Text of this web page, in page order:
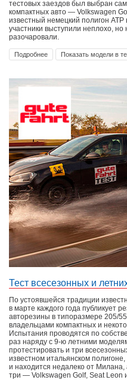
тестовых заездов был выбран
компактных авто — Volkswagen
известный немецкий полигон АТР
участники выступили неплохо,
разочаровали.
Подробнее Показать модели в
Тест всесезонных и
По устоявшейся традиции
в марте каждого года публикует
авторезины в типоразмере 205/
владельцами компактных и
Испытания проводятся по
раз наряду с 9-ю летними
протестировать и три
известном итальянском
и находится недалеко от
три — Volkswagen Golf, Seat Leon